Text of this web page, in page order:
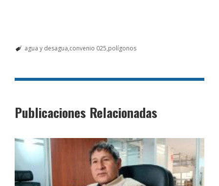
agua y desagua convenio 025 polígonos
Publicaciones Relacionadas